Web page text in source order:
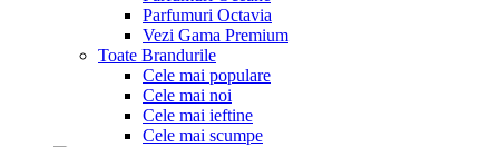
Parfumuri Octavia
Vezi Gama Premium
Toate Brandurile
Cele mai populare
Cele mai noi
Cele mai ieftine
Cele mai scumpe